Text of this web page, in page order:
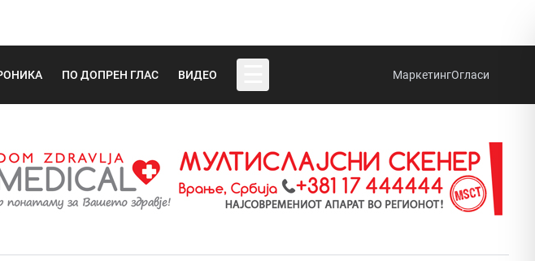
ПО ДОПРЕН ГЛАС ВИДЕО МаркетингОгласи